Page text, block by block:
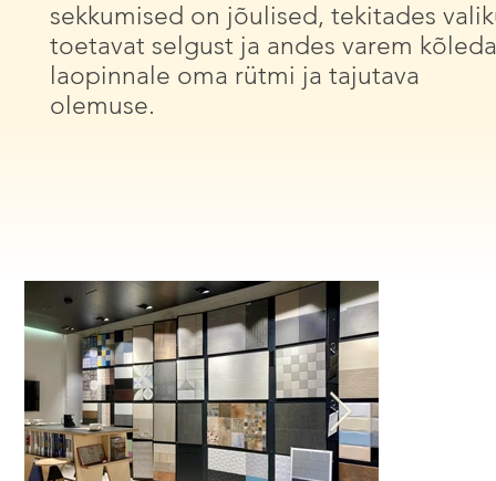
sekkumised on jõulised, tekitades
toetavat selgust ja andes varem
laopinnale oma rütmi ja tajutava
olemuse.